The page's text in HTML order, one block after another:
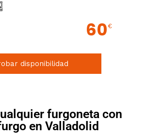
60 €
disponibilidad
furgoneta con
en Valladolid